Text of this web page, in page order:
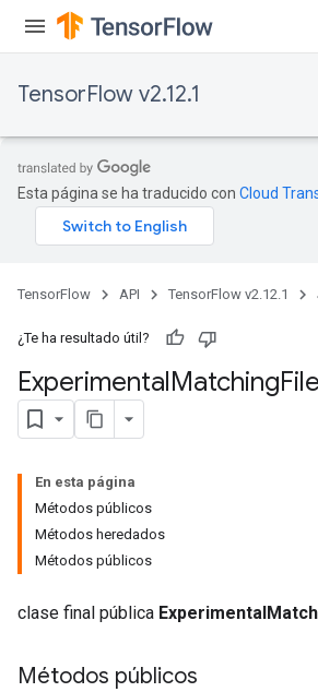
TensorFlow v2.12.1
Esta página se ha traducido con Cloud
TensorFlow API TensorFlow v2.12.1
¿Te ha resultado útil?
ExperimentalMatching
En esta página
Métodos públicos
Métodos heredados
Métodos públicos
clase final pública
Métodos públicos